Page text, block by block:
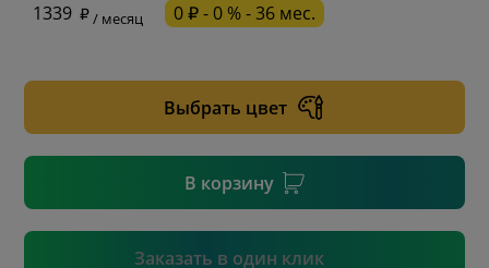
1339
/ месяц 0 ₽ - 0 % - 36 мес.
Выбрать цвет
В корзину
Заказать в один клик
Подтвердить